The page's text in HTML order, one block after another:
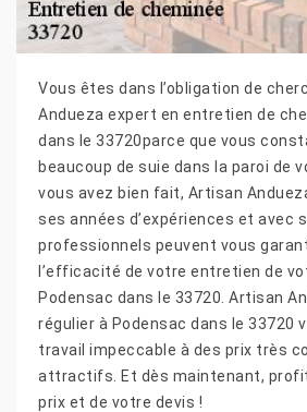
Vous êtes dans l’obligation de
Andueza expert en entretien de
dans le 33720parce que vous
beaucoup de suie dans la paroi de
vous avez bien fait, Artisan
ses années d’expériences et avec
professionnels peuvent vous
l’efficacité de votre entretien de
Podensac dans le 33720. Artisan
régulier à Podensac dans le 33720
travail impeccable à des prix très
attractifs. Et dès maintenant,
prix et de votre devis !